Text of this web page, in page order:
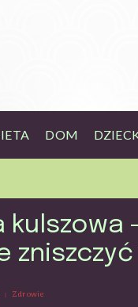
DOM
kulszowa
Zdrowie